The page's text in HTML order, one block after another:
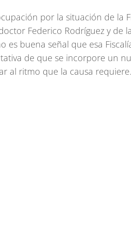
por la situación de la
Federico Rodríguez y de la
es buena señal que esa
de que se incorpore un
al ritmo que la causa requiere.